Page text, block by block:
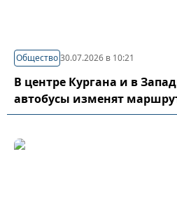
Общество30.07.2026 в 10:21
В центре Кургана и в
автобусы изменят